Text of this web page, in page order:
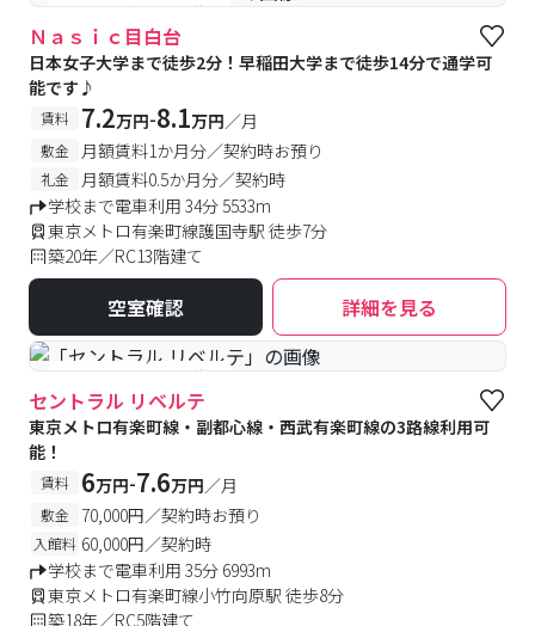
#予約受付中 #空室待ち
Ｎａｓｉｃ目白台
日本女子大学まで徒歩2分！早稲田大学まで徒歩14分で通学可
能です♪
賃料 7.2万円-8.1万円／月
敷金 月額賃料1か月分／契約時お預り
礼金
月額賃料0.5か月分／契約時
学校まで電車利用 34分 5533m
東京メトロ有楽町線護国寺駅 徒歩7分
築20年／RC13階建て
空室確認 詳細を見る
#予約受付中 #空室待ち
セントラル リベルテ
東京メトロ有楽町線・副都心線・西武有楽町線の3路線利用可
能！
賃料 6万円-7.6万円／月
敷金 70,000円／契約時お預り
入館料 60,000円／契約時
学校まで電車利用 35分 6993m
東京メトロ有楽町線小竹向原駅 徒歩8分
築18年／RC5階建て